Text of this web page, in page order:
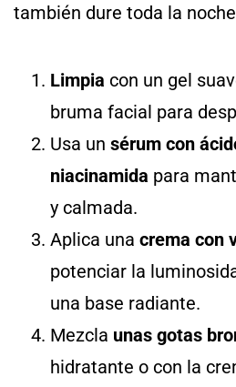
también dure toda la
Limpia con un gel
bruma facial para
Usa un sérum con
niacinamida para
y calmada.
Aplica una crema con
potenciar la
una base radiante.
Mezcla unas gotas
hidratante o con la